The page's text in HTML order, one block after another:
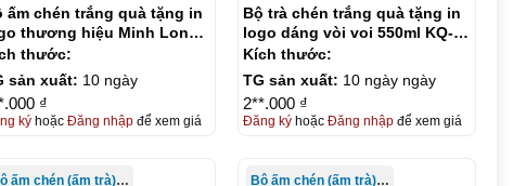
ấm chén trắng quà tặng in
thương hiệu Minh Long
KQ-ACT11
thước:
sản xuất: 10 ngày
₫
kýhoặc Đăng nhậpđể xem giá
Bộ trà chén trắng quà tặng in
logo dáng vòi voi 550ml KQ-
ACT12
Kích thước:
TG sản xuất: 10 ngày ngày
2**.000 ₫
Đăng kýhoặc Đăng nhậpđể xem giá
Bộ ấm chén (ấm trà) in logo Bộ ấm chén (ấm trà) in logo